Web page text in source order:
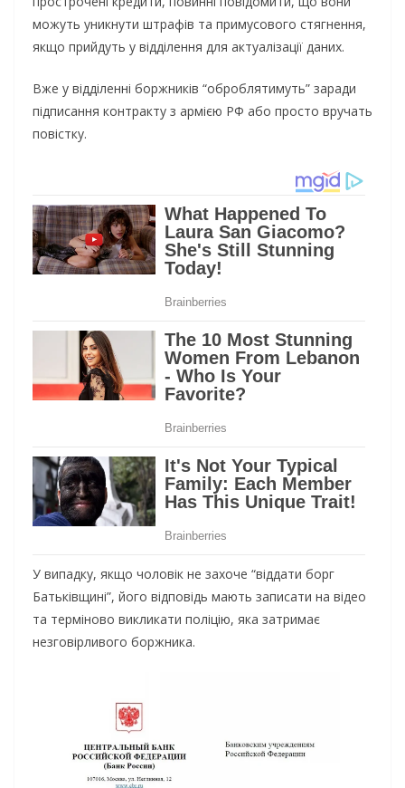
можуть уникнути штрафів та примусового стягнення,
якщо прийдуть у відділення для актуалізації даних.
Вже у відділенні боржників “оброблятимуть” заради
підписання контракту з армією РФ або просто вручать
повістку.
У випадку, якщо чоловік не захоче “віддати борг
Батьківщині”, його відповідь мають записати на відео
та терміново викликати поліцію, яка затримає
незговірливого боржника.